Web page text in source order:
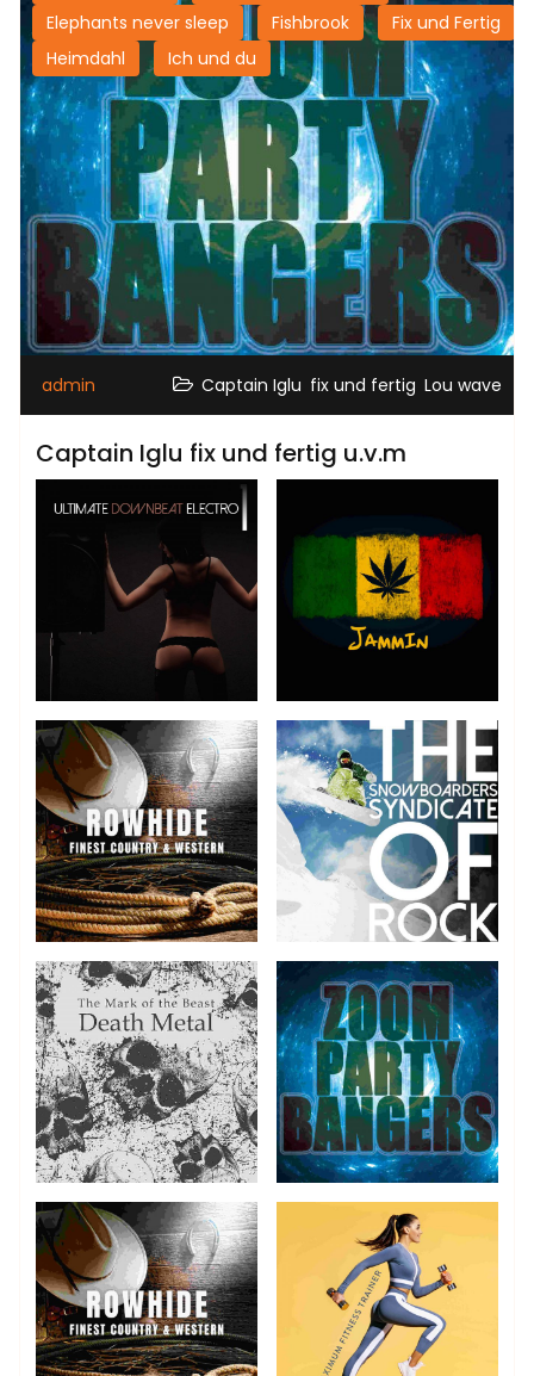
Elephants never sleep
Fishbrook
Fix und Fertig
Heimdahl
Ich und du
admin Captain Iglu fix und fertig Lou wave
Captain Iglu fix und fertig u.v.m